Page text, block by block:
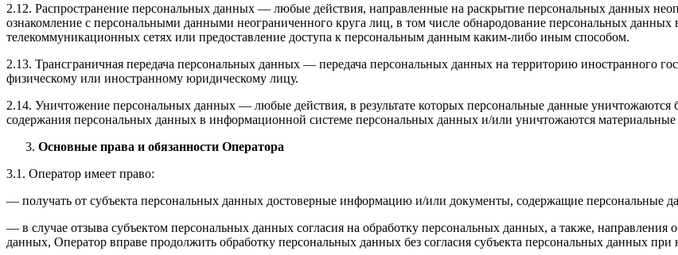
2.12. Распространение персональных данных — любые действия, направленные на раскрытие персональных данных
ознакомление с персональными данными неограниченного круга лиц, в том числе обнародование персональных
телекоммуникационных сетях или предоставление доступа к персональным данным каким-либо иным способом.
2.13. Трансграничная передача персональных данных — передача персональных данных на территорию иностранного
физическому или иностранному юридическому лицу.
2.14. Уничтожение персональных данных — любые действия, в результате которых персональные данные уничтожаются
содержания персональных данных в информационной системе персональных данных и/или уничтожаются
Основные права и обязанности Оператора
3.1. Оператор имеет право:
— получать от субъекта персональных данных достоверные информацию и/или документы, содержащие персональные
— в случае отзыва субъектом персональных данных согласия на обработку персональных данных, а также,
данных, Оператор вправе продолжить обработку персональных данных без согласия субъекта персональных данных